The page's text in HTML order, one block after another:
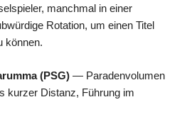
manchmal in einer
Rotation, um einen Titel
können.
(PSG) — Paradenvolumen
kurzer Distanz, Führung im